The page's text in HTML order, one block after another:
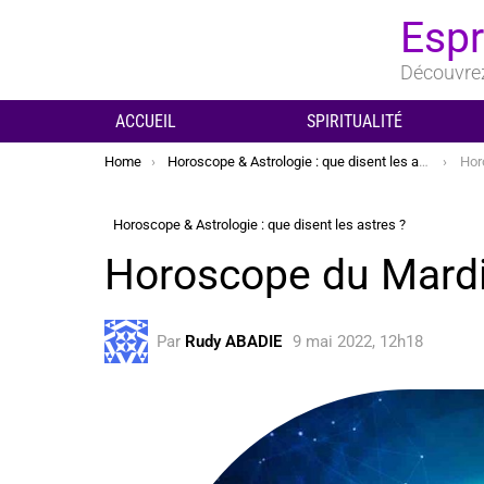
ACCUEIL SPIRITUALITÉ
You are here:
Home Horoscope & Astrologie : que disent les astres ?
Horoscope & Astrologie : que disent les astres ?
Horoscope du
Par Rudy ABADIE 9 mai 2022, 12h18